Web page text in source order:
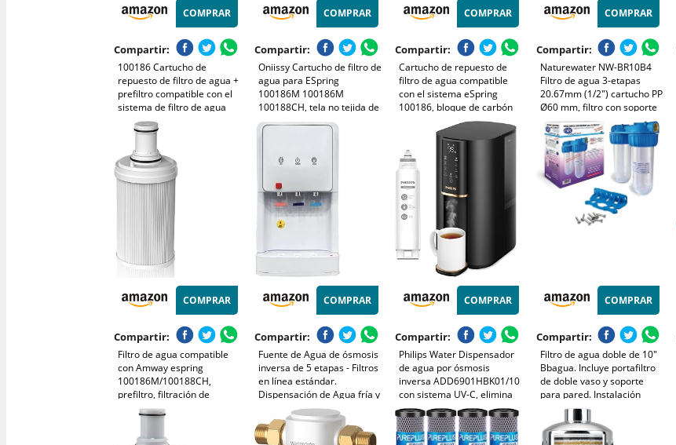
COMPRAR
Compartir:
100186 Cartucho de
repuesto de filtro de agua +
prefiltro compatible con el
sistema de filtro de agua
Amway Espring, eficiencia
de filtración 4X, mejora el
sabor del agua del grifo 3
en 1
COMPRAR
Compartir:
Oniissy Cartucho de filtro de
agua para ESpring
100186M 100186M
100188CH, tela no tejida de
carbón activado HEPA, filtra
hasta 5000 litros
COMPRAR
Compartir:
Cartucho de repuesto de
filtro de agua compatible
con el sistema eSpring
100186, bloque de carbón
activado reduce 0,2
partículas mientras retiene
minerales, capacidad de
5000 L, color blanco
COMPRAR
Compartir:
Naturewater NW-BR10B4
Filtro de agua 3-etapas
20.67mm (1/2") cartucho PP
Ø60 mm, filtro con soporte
de pared, con llave,
filtración de sedimentos,
carbón activado en bloque y
en granulado
COMPRAR
Compartir:
Filtro de agua compatible
con Amway espring
100186M/100188CH,
prefiltro, filtración de
carbón activo HEPA, elimina
olores, mejora el sabor del
agua del grifo
COMPRAR
Compartir:
Fuente de Agua de ósmosis
inversa de 5 etapas - Filtros
en línea estándar.
Dispensación de Agua fría y
Natural o fría y Caliente -
Sin recambio de botellas
(Sobremesa)
COMPRAR
Compartir:
Philips Water Dispensador
de agua por ósmosis
inversa ADD6901HBK01/10
con sistema UV-C, elimina
hasta 110 sustancias,
calentamiento instantáneo,
vida útil del filtro 1 año
COMPRAR
Compartir:
Filtro de agua doble de 10"
Bbagua. Incluye portafiltro
de doble vaso y soporte
para pared. Instalación
sencilla, mantenimiento
rápido y mayor pureza.